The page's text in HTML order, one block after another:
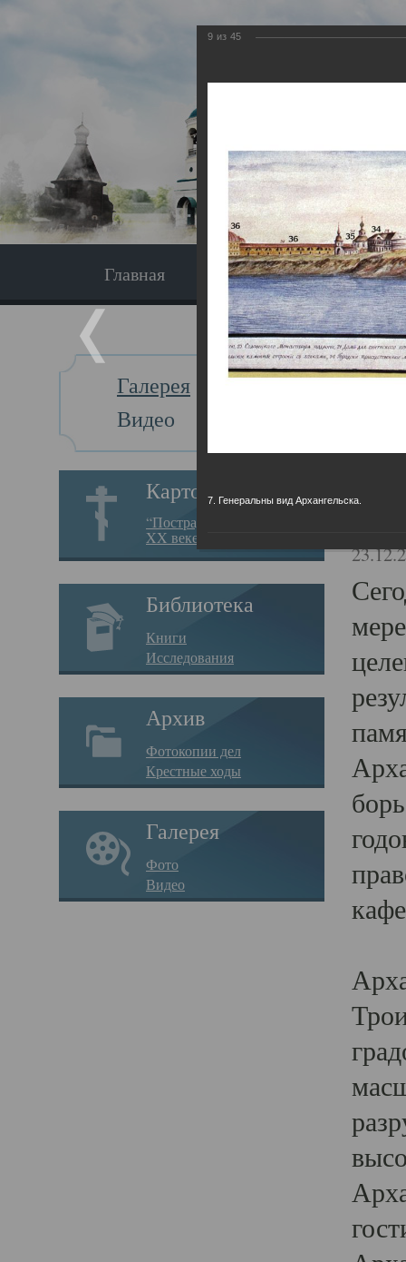
Главная Экскурсия
Галерея
Видео
Картотека
“Пострадавшие за веру в
XX веке на Севере”
Библиотека
Книги
Исследования
Архив
Фотокопии дел
Крестные ходы
Галерея
Фото
Видео
Главная
9 из 45
7. Генеральны вид Архангельска.